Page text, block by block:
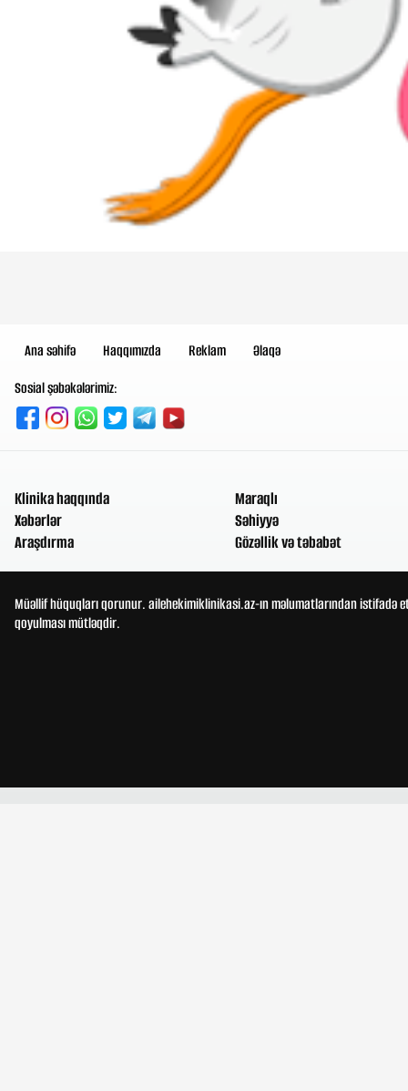
Ana səhifə Haqqımızda Reklam
Əlaqə
Sosial şəbəkələrimiz:
Klinika haqqında
Xəbərlər
Araşdırma
Maraqlı
Səhiyyə
Gözəllik və təbabət
Müəllif hüquqları qorunur. ailehekimiklinikasi.az-ın məlumatlarından
qoyulması mütləqdir.